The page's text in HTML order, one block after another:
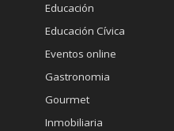
Educación
Educación Cívica
Eventos online
Gastronomia
Gourmet
Inmobiliaria